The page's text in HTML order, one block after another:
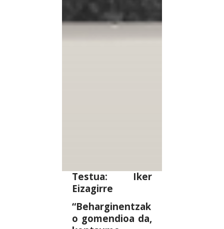
Testua: Iker
Eizagirre
“Beharginentzak
o gomendioa da,